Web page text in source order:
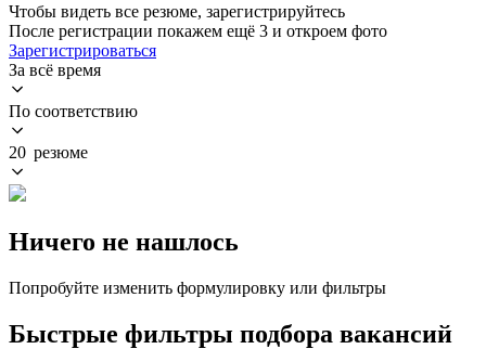
Чтобы видеть все резюме, зарегистрируйтесь
После регистрации покажем ещё 3 и откроем фото
Зарегистрироваться
За всё время
По соответствию
20 резюме
Ничего не нашлось
Попробуйте изменить формулировку или фильтры
Быстрые фильтры подбора вакансий